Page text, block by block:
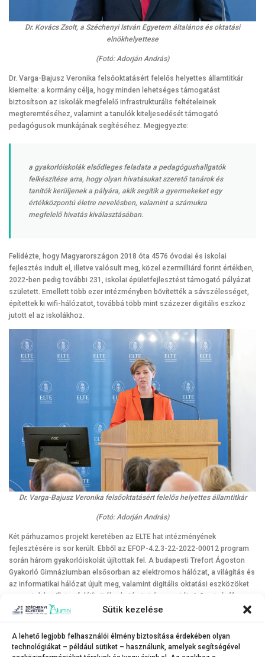
Sütik kezelése
A lehető legjobb felhasználói élmény biztosítása érdekében olyan
technológiákat – például sütiket – használunk, amelyek segítségével
Dr. Kovács Zsolt, a Széchenyi István Egyetem általános és oktatási
elnökhelyettese
(Fotó: Adorján András)
Dr. Varga-Bajusz Veronika felsőoktatásért felelős helyettes államtitkár
kiemelte: a kormány célja, hogy minden lehetséges támogatást
biztosítson az iskolák megfelelő infrastrukturális feltételeinek
megteremtéséhez, valamint a tanulók kiteljesedését támogató
pedagógusok munkájának segítéséhez. Megjegyezte:
a gyakorlóiskolák elsődleges feladata a pedagógushallgatók
felkészítése arra, hogy olyan hivatásukat szerető tanárok és
tanítók kerüljenek a pályára, akik segítik a gyermekeket egy
értékközpontú életre nevelésben, valamint a számukra
megfelelő hivatás kiválasztásában.
Felidézte, hogy Magyarországon 2018 óta 4576 óvodai és iskolai
fejlesztés indult el, illetve valósult meg, közel ezermilliárd forint értékben,
2022-ben pedig további 231, iskolai épületfejlesztést támogató pályázat
született. Emellett több ezer intézményben bővítették a sávszélességet,
építettek ki wifi-hálózatot, továbbá több mint százezer digitális eszköz
jutott el az iskolákhoz.
Dr. Varga-Bajusz Veronika felsőoktatásért felelős helyettes államtitkár
(Fotó: Adorján András)
Két párhuzamos projekt keretében az ELTE hat intézményének
fejlesztésére is sor került. Ebből az EFOP-4.2.3-22-2022-00012 program
során három gyakorlóiskolát újítottak fel. A budapesti Trefort Ágoston
Gyakorló Gimnáziumban elsősorban az elektromos hálózat, a világítás és
az informatikai hálózat újult meg, valamint digitális oktatási eszközöket
szereztek be, illetve felújították a bejáratot és a portát. A Gyertyánffy
István Gyakorló Általános Iskolában az aula és a hozzá kapcsolódó
rekonstrukciója, valamint egy biztonsági kamerarendszer kialakítása
valósult meg. A speciális nevelési igényű gyerekekkel foglalkozó Bárczi